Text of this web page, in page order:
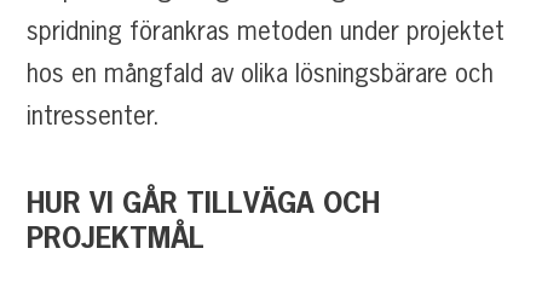
spridning förankras metoden under projektet
hos en mångfald av olika lösningsbärare och
intressenter.
HUR VI GÅR TILLVÄGA OCH
PROJEKTMÅL